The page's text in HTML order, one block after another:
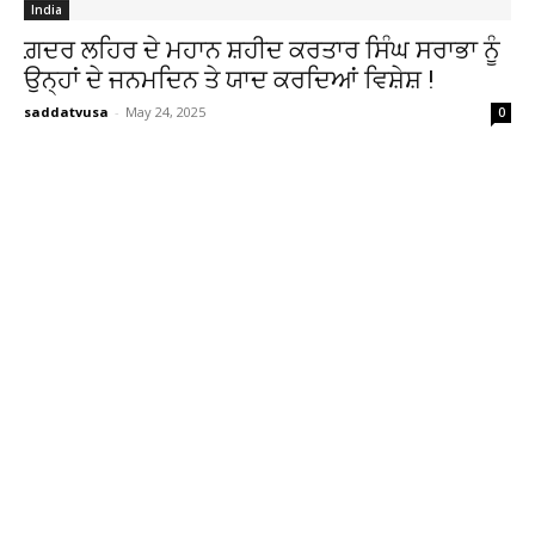
India
ਗ਼ਦਰ ਲਹਿਰ ਦੇ ਮਹਾਨ ਸ਼ਹੀਦ ਕਰਤਾਰ ਸਿੰਘ ਸਰਾਭਾ ਨੂੰ
ਉਨ੍ਹਾਂ ਦੇ ਜਨਮਦਿਨ ਤੇ ਯਾਦ ਕਰਦਿਆਂ ਵਿਸ਼ੇਸ਼ !
saddatvusa - May 24, 2025 0